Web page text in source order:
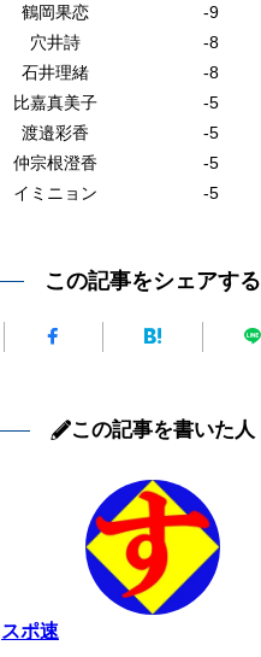
鶴岡果恋
-9
穴井詩 -8
石井理緒
-8
比嘉真美子 -5
渡邉彩香
-5
仲宗根澄香
-5
イミニョン
-5
この記事をシェアする
この記事を書いた人
スポ速